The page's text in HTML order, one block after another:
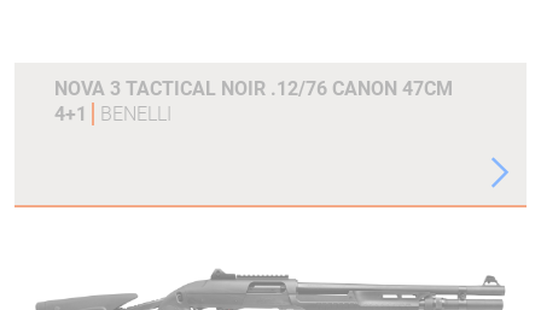
NOVA 3 TACTICAL NOIR .12/76 CANON 47CM
4+1
BENELLI